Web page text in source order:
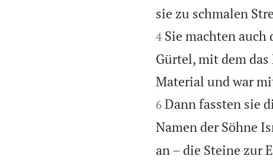
sie zu schmalen
4 Sie machten
Gürtel, mit dem
Material und war
6 Dann fassten sie
Namen der Söhne
an – die Steine zur